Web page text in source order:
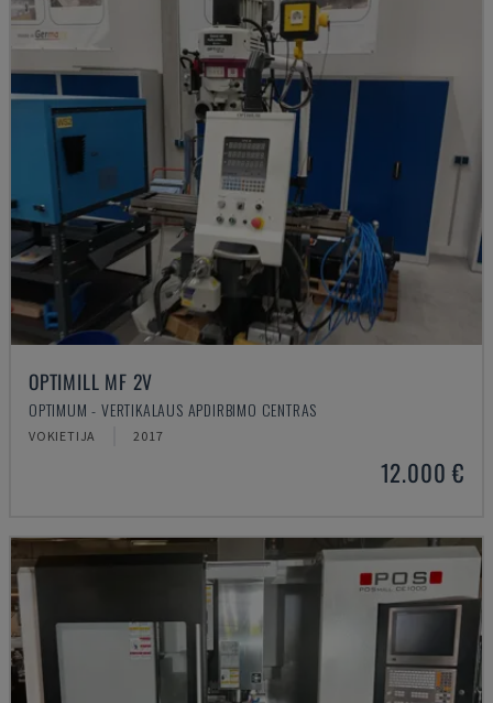
OPTIMILL MF 2V
OPTIMUM - VERTIKALAUS APDIRBIMO CENTRAS
VOKIETIJA 2017
12.000 €